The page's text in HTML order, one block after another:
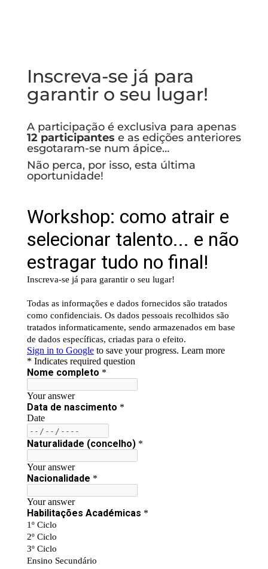
Inscreva-se já para
garantir o seu lugar!
A participação é exclusiva para apenas
12 participantes e as edições anteriores
esgotaram-se num ápice…
Não perca, por isso, esta última
oportunidade!